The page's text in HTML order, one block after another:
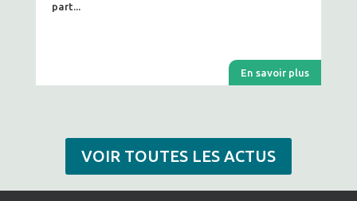
part...
En savoir plus
VOIR TOUTES LES ACTUS